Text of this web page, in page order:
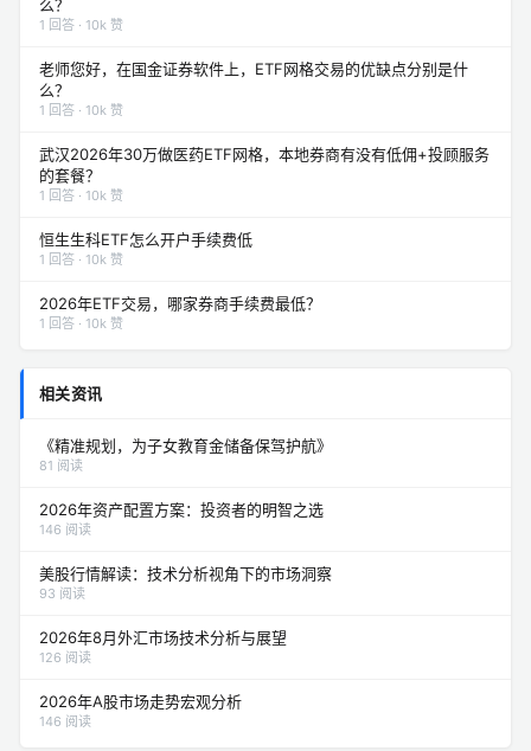
么？
1 回答 · 10k 赞
老师您好，在国金证券软件上，ETF网格交易的优缺点分别是什
么？
1 回答 · 10k 赞
武汉2026年30万做医药ETF网格，本地券商有没有低佣+投顾服务
的套餐？
1 回答 · 10k 赞
恒生生科ETF怎么开户手续费低
1 回答 · 10k 赞
2026年ETF交易，哪家券商手续费最低？
1 回答 · 10k 赞
相关资讯
《精准规划，为子女教育金储备保驾护航》
81 阅读
2026年资产配置方案：投资者的明智之选
146 阅读
美股行情解读：技术分析视角下的市场洞察
93 阅读
2026年8月外汇市场技术分析与展望
126 阅读
2026年A股市场走势宏观分析
146 阅读